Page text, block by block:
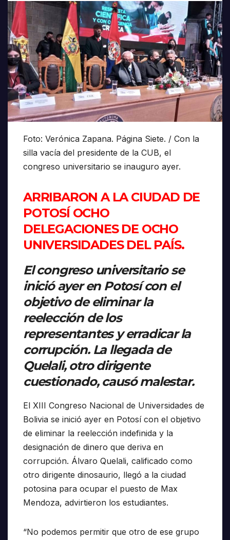
Foto: Verónica Zapana. Página Siete. / Con la
silla vacía del presidente de la CUB, el
congreso universitario se inauguro ayer.
ARRIBARON A LA CIUDAD DE
POTOSÍ OCHO
DELEGACIONES DE OCHO
UNIVERSIDADES DEL PAÍS.
El congreso universitario se
inició ayer en Potosí con el
objetivo de eliminar la
reelección de los
representantes y erradicar la
corrupción. La llegada de
Quelali, otro dirigente
cuestionado, causó malestar.
El XIII Congreso Nacional de Universidades de
Bolivia se inició ayer en Potosí con el objetivo
de eliminar la reelección indefinida y la
designación de dinero que deriva en
corrupción. Álvaro Quelali, calificado como
otro dirigente dinosaurio, llegó a la ciudad
potosina para ocupar el puesto de Max
Mendoza, advirtieron los estudiantes.
“No podemos permitir que otro de ese grupo